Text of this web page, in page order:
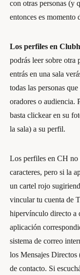
con otras personas (y
entonces es
Los perfiles en
podrás leer sobre otra
entrás en una sala
todas las personas
oradores o audiencia.
basta clickear en su
la sala) a su perfil.
Los perfiles en CH no
caracteres, pero si la
un cartel rojo
vincular tu cuenta de
hipervínculo directo a
aplicación
sistema de correo
los Mensajes
de contacto. Si